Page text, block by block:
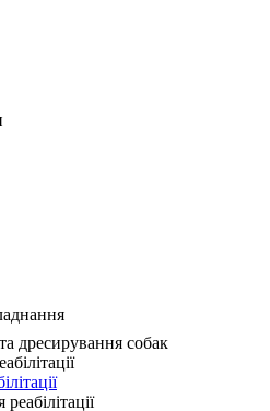
дресирування собак